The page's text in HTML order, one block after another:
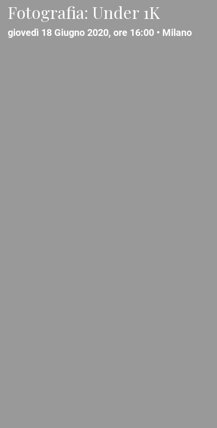
Fotografia: Under 1K
giovedì 18 Giugno 2020, ore 16:00 • Milano